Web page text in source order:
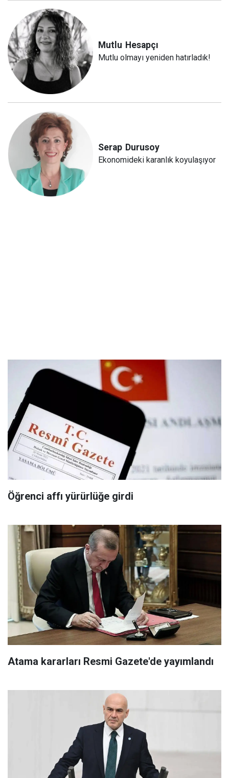
Mutlu Hesapçı
Mutlu olmayı yeniden hatırladık!
Serap Durusoy
Ekonomideki karanlık koyulaşıyor
Öğrenci affı yürürlüğe girdi
Atama kararları Resmi Gazete'de yayımlandı